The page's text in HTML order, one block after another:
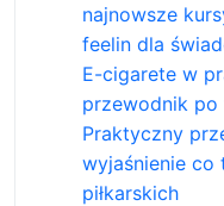
najnowsze
feelin dla
E-cigarete w
przewodnik po
Praktyczny
wyjaśnienie co
piłkarskich